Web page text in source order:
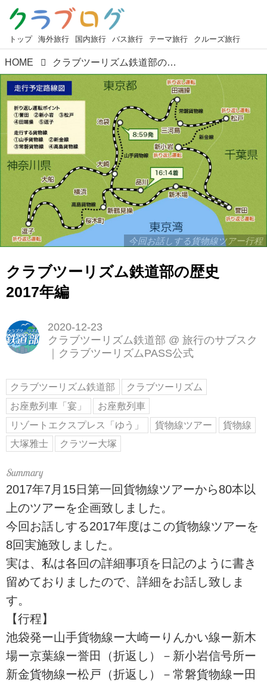
トップ 海外旅行 国内旅行 バス旅行 テーマ旅行 クルーズ旅行
HOME クラブツーリズム鉄道部の歴史 2017年編
今回お話しする貨物線ツアー行程
クラブツーリズム鉄道部の歴史
2017年編
2020-12-23
クラブツーリズム鉄道部 @ 旅行のサブスク
｜クラブツーリズムPASS公式
クラブツーリズム鉄道部
クラブツーリズム
お座敷列車「宴」
お座敷列車
リゾートエクスプレス「ゆう」
貨物線ツアー
貨物線
大塚雅士
クラツー大塚
2017年7月15日第一回貨物線ツアーから80本以
上のツアーを企画致しました。
今回お話しする2017年度はこの貨物線ツアーを
8回実施致しました。
実は、私は各回の詳細事項を日記のように書き
留めておりましたので、詳細をお話し致しま
す。
【行程】
池袋発ー山手貨物線ー大崎ーりんかい線ー新木
場ー京葉線ー誉田（折返し）－新小岩信号所ー
新金貨物線ー松戸（折返し）－常磐貨物線ー田